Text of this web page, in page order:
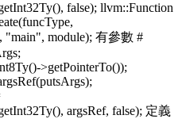
false); llvm::Function
"main", module); 有參數 #
>getPointerTo());
argsRef, false); 定義